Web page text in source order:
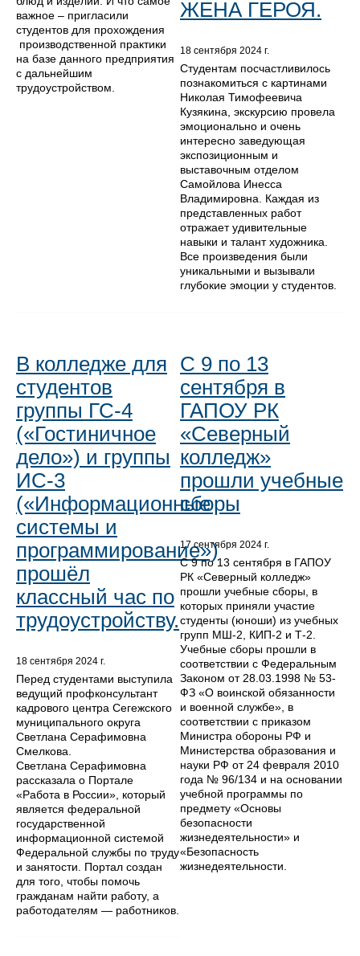
важное – пригласили
студентов для прохождения
производственной практики
на базе данного предприятия
с дальнейшим
трудоустройством.
ЖЕНА ГЕРОЯ.
18 сентября 2024 г.
Студентам посчастливилось
познакомиться с картинами
Николая Тимофеевича
Кузякина, экскурсию провела
эмоционально и очень
интересно заведующая
экспозиционным и
выставочным отделом
Самойлова Инесса
Владимировна. Каждая из
представленных работ
отражает удивительные
навыки и талант художника.
Все произведения были
уникальными и вызывали
глубокие эмоции у студентов.
В колледже для
студентов
группы ГС-4
(«Гостиничное
дело») и группы
ИС-3
(«Информационные
системы и
программирование»)
прошёл
классный час по
трудоустройству.
18 сентября 2024 г.
Перед студентами выступила
ведущий профконсультант
кадрового центра Сегежского
муниципального округа
Светлана Серафимовна
Смелкова.
Светлана Серафимовна
рассказала о Портале
«Работа в России», который
является федеральной
государственной
информационной системой
Федеральной службы по труду
и занятости. Портал создан
для того, чтобы помочь
гражданам найти работу, а
работодателям — работников.
С 9 по 13
сентября в
ГАПОУ РК
«Северный
колледж»
прошли учебные
сборы
17 сентября 2024 г.
С 9 по 13 сентября в ГАПОУ
РК «Северный колледж»
прошли учебные сборы, в
которых приняли участие
студенты (юноши) из учебных
групп МШ-2, КИП-2 и Т-2.
Учебные сборы прошли в
соответствии с Федеральным
Законом от 28.03.1998 № 53-
ФЗ «О воинской обязанности
и военной службе», в
соответствии с приказом
Министра обороны РФ и
Министерства образования и
науки РФ от 24 февраля 2010
года № 96/134 и на основании
учебной программы по
предмету «Основы
безопасности
жизнедеятельности» и
«Безопасность
жизнедеятельности.